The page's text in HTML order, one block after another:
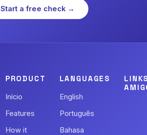
Start a free check →
PRODUCT
Início
Features
How it
LANGUAGES
English
Português
Bahasa